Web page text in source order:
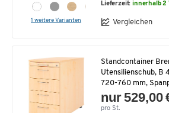
1 weitere Varianten
Lieferzeit:innerhalb 2
Vergleichen
Standcontainer
Utensilienschub, B
720-760 mm,
nur 529,00
pro St.